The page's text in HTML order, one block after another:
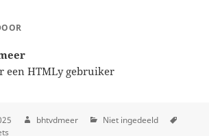
een HTMLy gebruiker
bhtvdmeer
Niet ingedeeld